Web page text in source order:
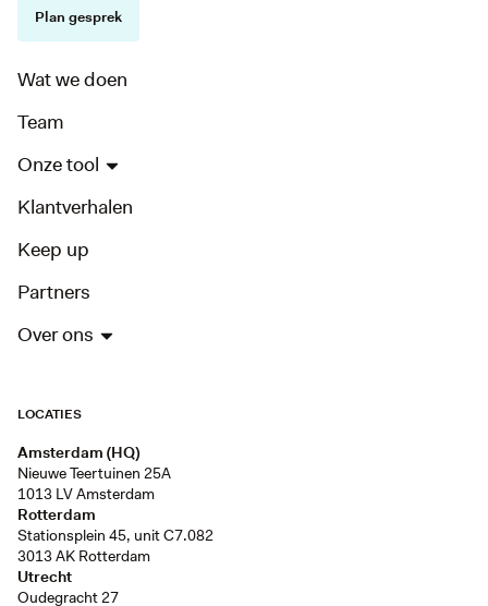
Wat we doen
Team
Onze tool
Klantverhalen
Keep up
Partners
Over ons
LOCATIES
Amsterdam (HQ)
Nieuwe Teertuinen 25A
1013 LV Amsterdam
Rotterdam
Stationsplein 45, unit C7.082
3013 AK Rotterdam
Utrecht
Oudegracht 27
Plan gesprek